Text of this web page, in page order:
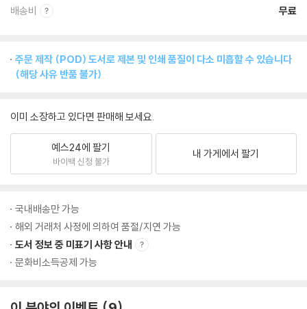
배송비 무료
주문 제작 (POD) 도서로 제본 및 인쇄 품질이 다소 미흡할 수 있습니다
(해당 사유 반품 불가)
이미 소장하고 있다면 판매해 보세요.
예스24에 팔기
바이백 신청 불가
내 가게에서 팔기
국내배송만 가능
해외 거래처 사정에 의하여 품절/지연 가능
도서 정보 중 미표기 사항 안내
문화비소득공제 가능